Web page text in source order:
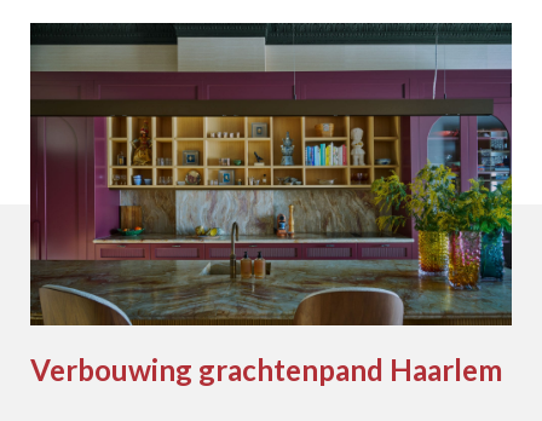
Verbouwing grachtenpand Haarlem